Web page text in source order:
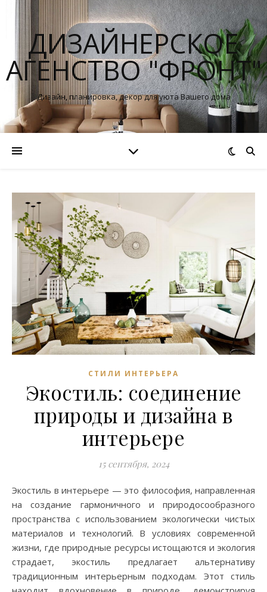
ДИЗАЙНЕРСКОЕ
АГЕНСТВО "ФРОНТ"
Дизайн, планировка, декор для уюта Вашего дома
СТИЛИ ИНТЕРЬЕРА
Экостиль: соединение
природы и дизайна в
интерьере
15 сентября, 2024
Экостиль в интерьере — это философия, направленная
на создание гармоничного и природосообразного
пространства с использованием экологически чистых
материалов и технологий. В условиях современной
жизни, где природные ресурсы истощаются и экология
страдает, экостиль предлагает альтернативу
традиционным интерьерным подходам. Этот стиль